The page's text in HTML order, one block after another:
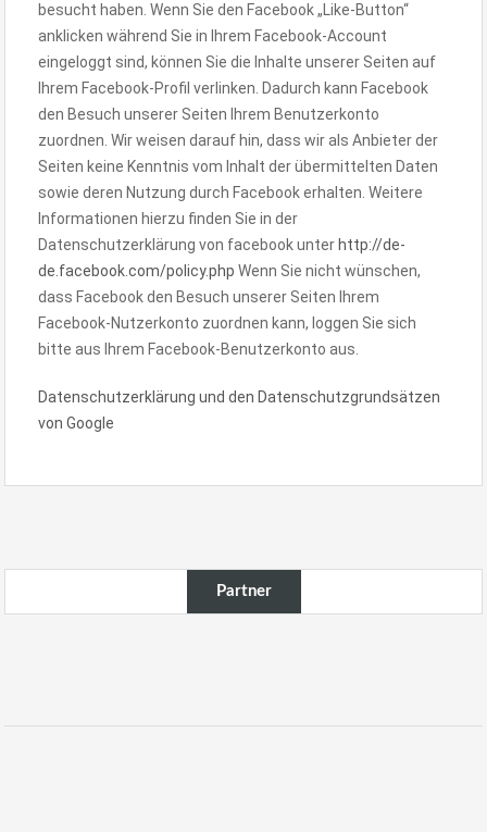
besucht haben. Wenn Sie den Facebook „Like-Button“
anklicken während Sie in Ihrem Facebook-Account
eingeloggt sind, können Sie die Inhalte unserer Seiten auf
Ihrem Facebook-Profil verlinken. Dadurch kann Facebook
den Besuch unserer Seiten Ihrem Benutzerkonto
zuordnen. Wir weisen darauf hin, dass wir als Anbieter der
Seiten keine Kenntnis vom Inhalt der übermittelten Daten
sowie deren Nutzung durch Facebook erhalten. Weitere
Informationen hierzu finden Sie in der
Datenschutzerklärung von facebook unter http://de-
de.facebook.com/policy.php Wenn Sie nicht wünschen,
dass Facebook den Besuch unserer Seiten Ihrem
Facebook-Nutzerkonto zuordnen kann, loggen Sie sich
bitte aus Ihrem Facebook-Benutzerkonto aus.
Datenschutzerklärung und den Datenschutzgrundsätzen
von Google
Partner